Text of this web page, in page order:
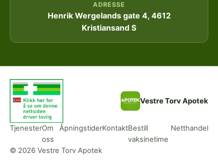
ADRESSE
Henrik Wergelands gate 4, 4612
Kristiansand S
Vestre Torv Apotek
TjenesterOm
oss
ÅpningstiderKontaktBestill
vaksinetime
Netthandel
© 2026 Vestre Torv Apotek